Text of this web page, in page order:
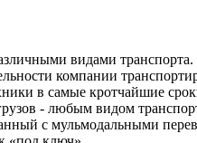
видами транспорта.
компании
в самые кротчайшие
- любым видом
с мульмодальными